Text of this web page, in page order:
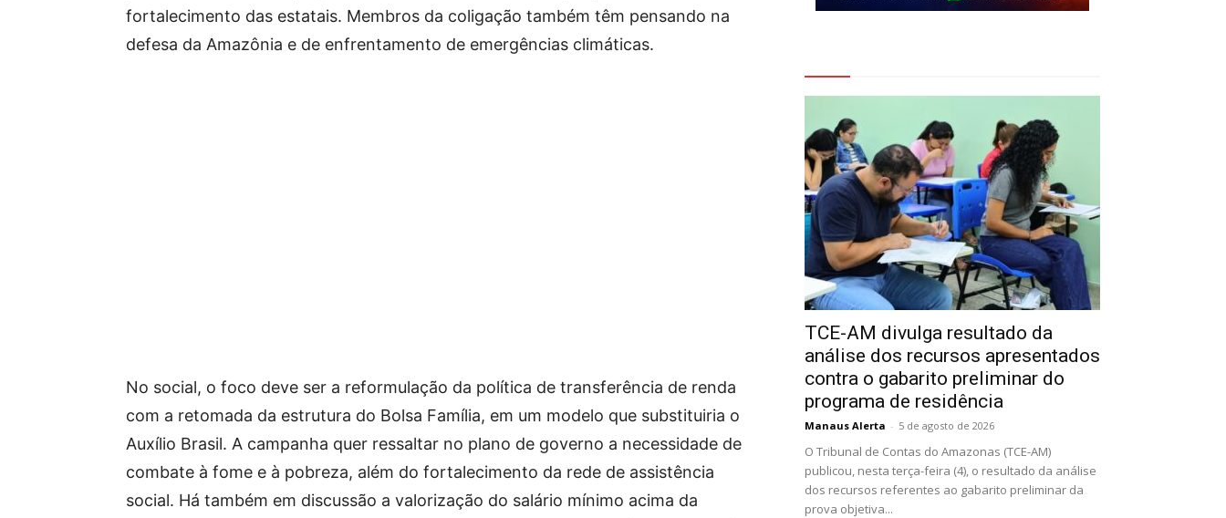
fortalecimento das estatais. Membros da coligação também têm pensando na
defesa da Amazônia e de enfrentamento de emergências climáticas.
No social, o foco deve ser a reformulação da política de transferência de renda
com a retomada da estrutura do Bolsa Família, em um modelo que substituiria o
Auxílio Brasil. A campanha quer ressaltar no plano de governo a necessidade de
combate à fome e à pobreza, além do fortalecimento da rede de assistência
social. Há também em discussão a valorização do salário mínimo acima da
TCE-AM divulga resultado da
análise dos recursos apresentados
contra o gabarito preliminar do
programa de residência
Manaus Alerta - 5 de agosto de 2026
O Tribunal de Contas do Amazonas (TCE-AM)
publicou, nesta terça-feira (4), o resultado da análise
dos recursos referentes ao gabarito preliminar da
prova objetiva...